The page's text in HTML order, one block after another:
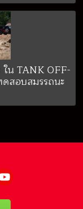
น TANK OFF-
สอบสมรรถนะ